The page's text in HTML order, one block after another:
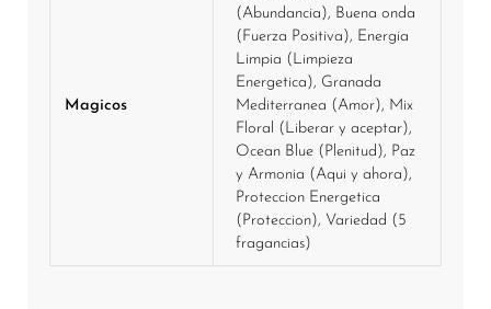
Magicos
(Abundancia), Buena onda
(Fuerza Positiva), Energia
Limpia (Limpieza
Energetica), Granada
Mediterranea (Amor), Mix
Floral (Liberar y aceptar),
Ocean Blue (Plenitud), Paz
y Armonia (Aqui y ahora),
Proteccion Energetica
(Proteccion), Variedad (5
fragancias)